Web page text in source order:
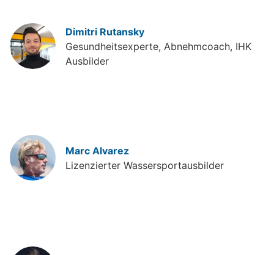
Dimitri Rutansky
Gesundheitsexperte, Abnehmcoach, IHK
Ausbilder
Marc Alvarez
Lizenzierter Wassersportausbilder